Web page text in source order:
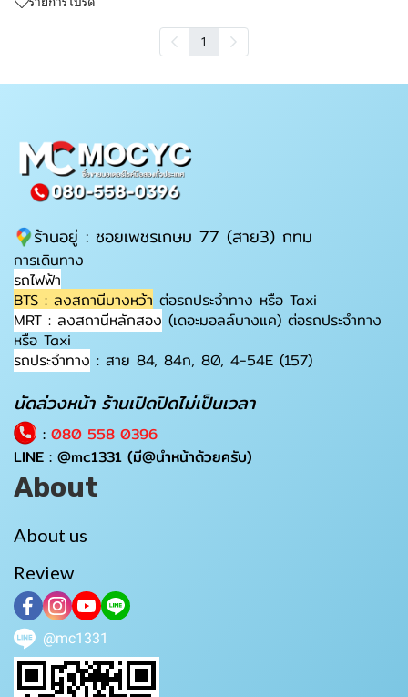
1
ร้านอยู่ : ซอยเพชรเกษม 77 (สาย3) กทม
การเดินทาง
รถไฟฟ้า
BTS : ลงสถานีบางหว้า ต่อรถประจำทาง หรือ Taxi
MRT : ลงสถานีหลักสอง (เดอะมอลล์บางแค) ต่อรถประจำทาง
หรือ Taxi
รถประจำทาง : สาย 84, 84ก, 80, 4-54E (157)
นัดล่วงหน้า ร้านเปิดปิดไม่เป็นเวลา
: 080 558 0396
LINE : @mc1331 (มี@นำหน้าด้วยครับ)
About
About us
Review
@mc1331